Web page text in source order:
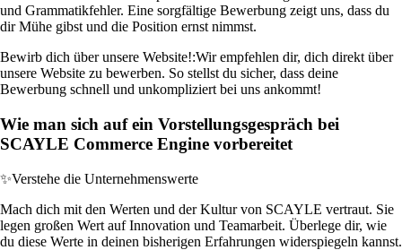
und Grammatikfehler. Eine sorgfältige Bewerbung zeigt uns, dass du
dir Mühe gibst und die Position ernst nimmst.
Bewirb dich über unsere Website!:Wir empfehlen dir, dich direkt über
unsere Website zu bewerben. So stellst du sicher, dass deine
Bewerbung schnell und unkompliziert bei uns ankommt!
Wie man sich auf ein Vorstellungsgespräch bei
SCAYLE Commerce Engine vorbereitet
✨Verstehe die Unternehmenswerte
Mach dich mit den Werten und der Kultur von SCAYLE vertraut. Sie
legen großen Wert auf Innovation und Teamarbeit. Überlege dir, wie
du diese Werte in deinen bisherigen Erfahrungen widerspiegeln kannst.